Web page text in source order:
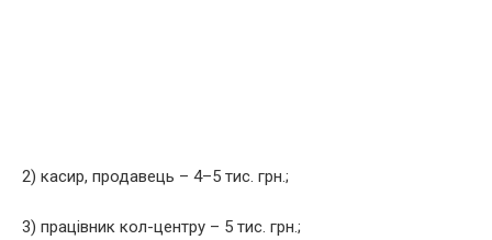
2) касир, продавець – 4–5 тис. грн.;
3) працівник кол-центру – 5 тис. грн.;